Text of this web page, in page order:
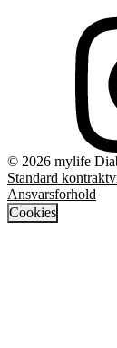
© 2026 mylife
Standard
Ansvarsforhold
Cookies